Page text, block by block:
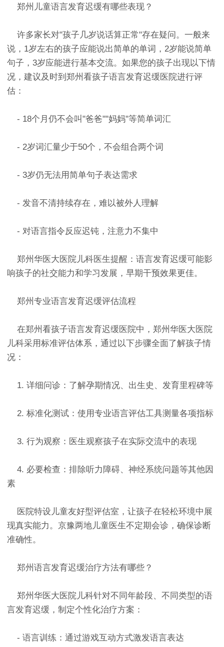
郑州儿童语言发育迟缓有哪些表现？
许多家长对"孩子几岁说话算正常"存在疑问。一般来
说，1岁左右的孩子应能说出简单的单词，2岁能说简单
句子，3岁应能进行基本交流。如果您的孩子出现以下情
况，建议及时到郑州看孩子语言发育迟缓医院进行评
估：
- 18个月仍不会叫"爸爸""妈妈"等简单词汇
- 2岁词汇量少于50个，不会组合两个词
- 3岁仍无法用简单句子表达需求
- 发音不清持续存在，难以被外人理解
- 对语言指令反应迟钝，注意力不集中
郑州华医大医院儿科医生提醒：语言发育迟缓可能影
响孩子的社交能力和学习发展，早期干预效果更佳。
郑州专业语言发育迟缓评估流程
在郑州看孩子语言发育迟缓医院中，郑州华医大医院
儿科采用标准评估体系，通过以下步骤全面了解孩子情
况：
1. 详细问诊：了解孕期情况、出生史、发育里程碑等
2. 标准化测试：使用专业语言评估工具测量各项指标
3. 行为观察：医生观察孩子在实际交流中的表现
4. 必要检查：排除听力障碍、神经系统问题等其他因
素
医院特设儿童友好型评估室，让孩子在轻松环境中展
现真实能力。京豫两地儿童医生不定期会诊，确保诊断
准确性。
郑州语言发育迟缓治疗方法有哪些？
郑州华医大医院儿科针对不同年龄段、不同类型的语
言发育迟缓，制定个性化治疗方案：
- 语言训练：通过游戏互动方式激发语言表达